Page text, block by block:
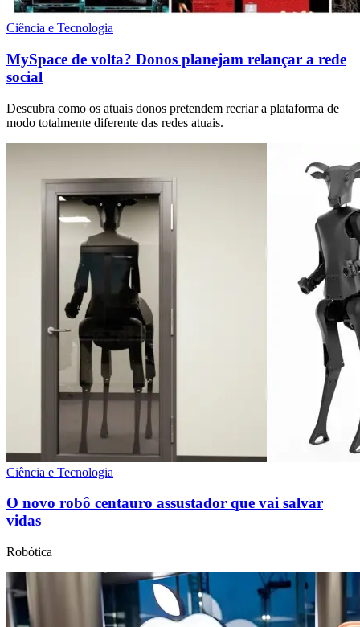
Ciência e Tecnologia
MySpace de volta? Donos planejam relançar a rede
social
Descubra como os atuais donos pretendem recriar a plataforma de
modo totalmente diferente das redes atuais.
Ciência e Tecnologia
O novo robô centauro assustador que vai salvar
vidas
Robótica